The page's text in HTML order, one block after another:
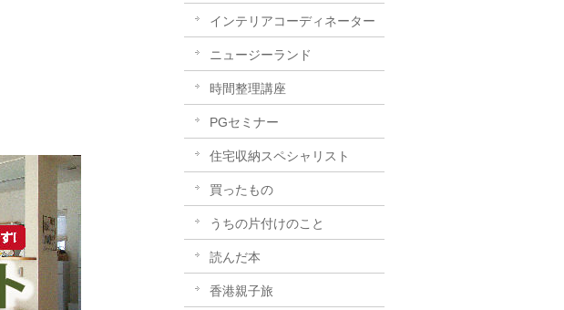
インテリアコーディネーター
ニュージーランド
時間整理講座
PGセミナー
住宅収納スペシャリスト
買ったもの
うちの片付けのこと
読んだ本
香港親子旅